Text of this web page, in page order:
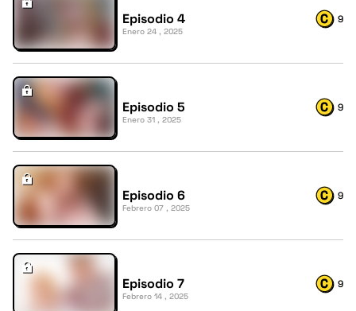
Episodio 4
Enero 24 , 2025
9
Episodio 5
Enero 31 , 2025
9
Episodio 6
Febrero 07 , 2025
9
Episodio 7
Febrero 14 , 2025
9